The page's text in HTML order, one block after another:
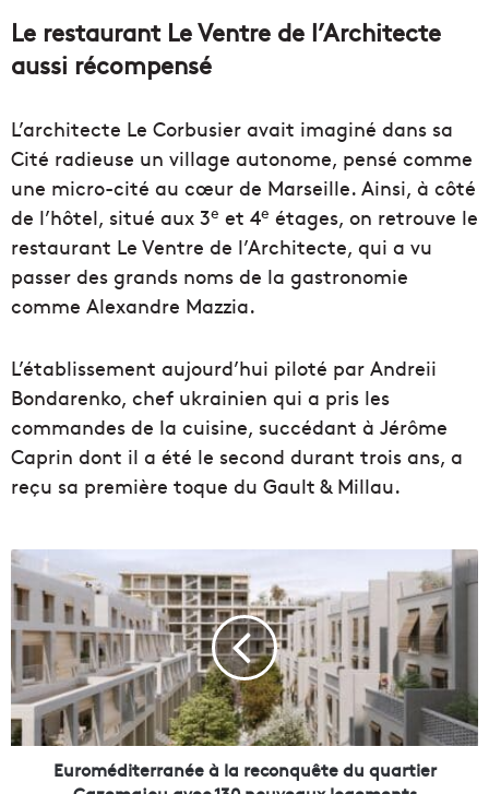
Le restaurant Le Ventre de l’Architecte
aussi récompensé
L’architecte Le Corbusier avait imaginé dans sa
Cité radieuse un village autonome, pensé comme
une micro-cité au cœur de Marseille. Ainsi, à côté
de l’hôtel, situé aux 3e et 4e étages, on retrouve le
restaurant Le Ventre de l’Architecte, qui a vu
passer des grands noms de la gastronomie
comme Alexandre Mazzia.
L’établissement aujourd’hui piloté par Andreii
Bondarenko, chef ukrainien qui a pris les
commandes de la cuisine, succédant à Jérôme
Caprin dont il a été le second durant trois ans, a
reçu sa première toque du Gault & Millau.
E
u
r
o
m
é
d
i
t
Euroméditerranée à la reconquête du quartier